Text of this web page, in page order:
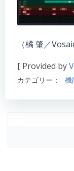
（橘 肇／
[ Provided by
カテゴリー： 機